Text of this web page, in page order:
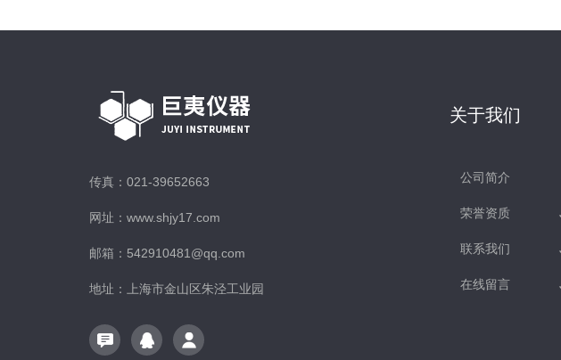
传真：021-39652663
网址：www.shjy17.com
邮箱：542910481@qq.com
地址：上海市金山区朱泾工业园
关于我们
公司简介
荣誉资质
联系我们
在线留言